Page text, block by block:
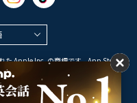
た Apple Inc. の商標です。App Store は
クです。
の商標です。